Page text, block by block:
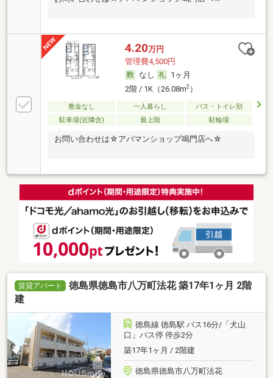
4.20万円
管理費4,500円
なし
1ヶ月
2階 / 1K（26.08m2）
敷金なし 一人暮らし
バス・トイレ別
駐車場(近隣含)
最上階 駐輪場
お問い合わせは☆アパマンショップ鳴門店へ☆
賃貸アパート
徳島県徳島市八万町法花 築17年1ヶ月 2階
建
徳島線 徳島駅 バス16分/「犬山
口」バス停 停歩2分
築17年1ヶ月 / 2階建
徳島県徳島市八万町法花